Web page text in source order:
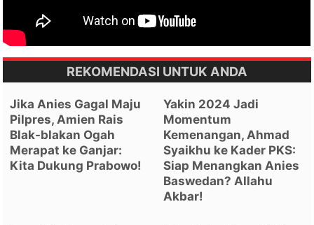
REKOMENDASI UNTUK ANDA
Jika Anies Gagal Maju
Pilpres, Amien Rais
Blak-blakan Ogah
Merapat ke Ganjar:
Kita Dukung Prabowo!
Yakin 2024 Jadi
Momentum
Kemenangan, Ahmad
Syaikhu ke Kader PKS:
Siap Menangkan Anies
Baswedan? Allahu
Akbar!